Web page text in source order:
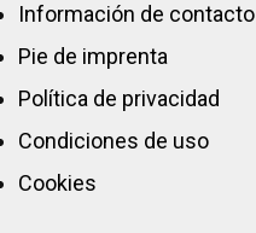
Información de contacto
Pie de imprenta
Política de privacidad
Condiciones de uso
Cookies